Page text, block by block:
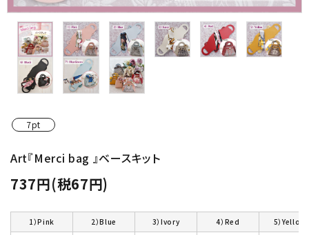
デコレーション材料
道具類
基本材料
ガイドライン
お問い合わせ
7pt
Art『Merci bag 』ベースキット
737円(税67円)
1）Pink 2）Blue 3）Ivory 4）Red 5）Yellow